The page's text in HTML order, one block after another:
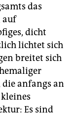
das
auf
dicht
lichtet sich
breitet sich
die anfangs an
Es sind